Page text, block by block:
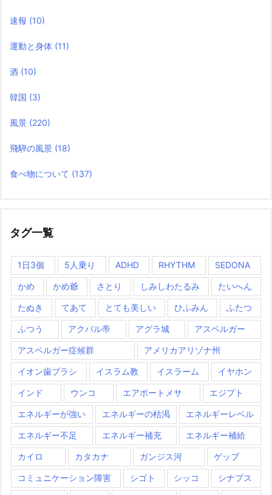
速報 (10)
運動と身体 (11)
酒 (10)
韓国 (3)
風景 (220)
飛騨の風景 (18)
食べ物について (137)
タグ一覧
1日3個 5人乗り ADHD RHYTHM SEDONA
かめ かめ爺 さとり しみしわたるみ たいへん
たぬき てあて とても美しい ひふみん ふたつ
ふつう アクバル帝 アグラ城 アスペルガー
アスペルガー症候群 アメリカアリゾナ州
イオン歯ブラシ イスラム教 イスラーム イヤホン
インド ウンコ エアポートメサ エジプト
エネルギーが強い エネルギーの枯渇 エネルギーレベル
エネルギー不足 エネルギー補充 エネルギー補給
カイロ カタカナ ガンジス河 ゲップ
コミュニケーション障害 シゴト シッコ シナプス